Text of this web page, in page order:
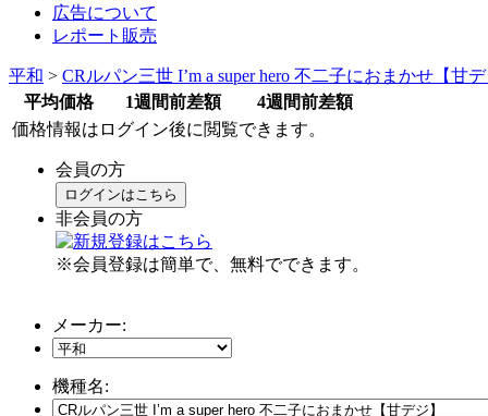
広告について
レポート販売
平和 > CRルパン三世 I’m a super hero 不二子におまかせ【甘
平均価格
1週間前差額
4週間前差額
価格情報はログイン後に閲覧できます。
会員の方
ログインはこちら
非会員の方
※会員登録は簡単で、無料でできます。
メーカー:
機種名: